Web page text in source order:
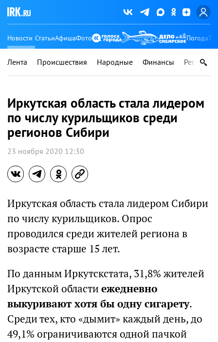
Новости СтатьиАфишаФото Погода
Лента Происшествия Народные Финансы Регионы
Иркутская область стала лидером
по числу курильщиков среди
регионов Сибири
23 ноября 2020 12:30
Иркутская область стала лидером Сибири
по числу курильщиков. Опрос
проводился среди жителей региона в
возрасте старше 15 лет.
По данным Иркутскстата, 31,8% жителей
Иркутской области ежедневно
выкуривают хотя бы одну сигарету.
Среди тех, кто «дымит» каждый день, до
49,1% ограничиваются одной пачкой